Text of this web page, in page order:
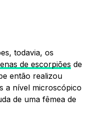
todavia, os
de escorpiões de
então realizou
a nível microscópico
de uma fêmea de